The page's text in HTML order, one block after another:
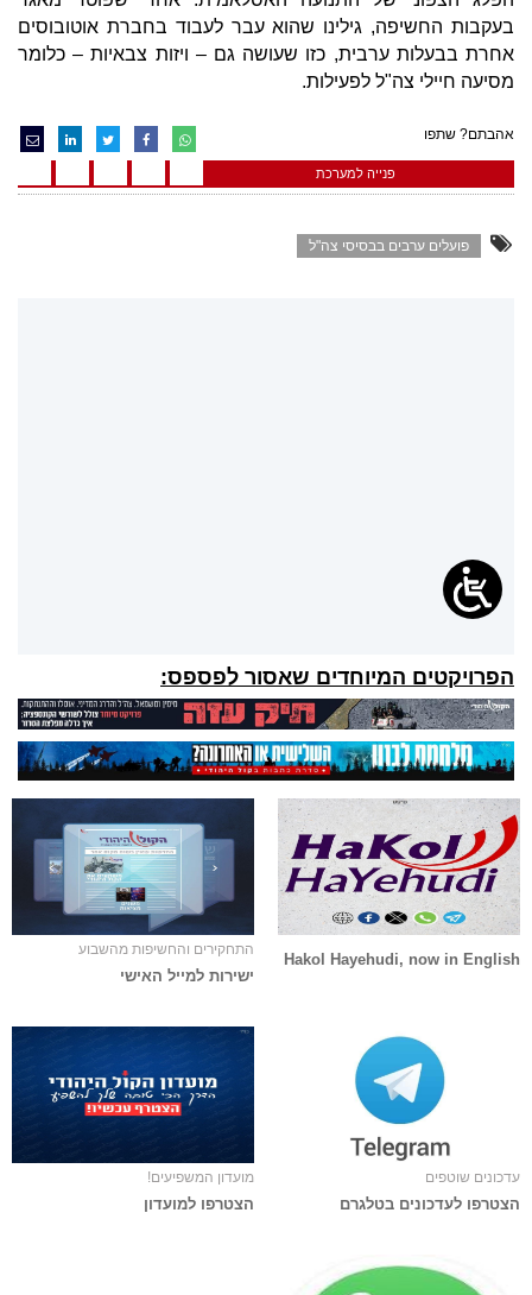
בעקבות החשיפה, גילינו שהוא עבר לעבוד בחברת אוטובוסים
אחרת בבעלות ערבית, כזו שעושה גם – ויזות צבאיות – כלומר
מסיעה חיילי צה"ל לפעילות.
אהבתם? שתפו
פנייה למערכת
פועלים ערבים בבסיסי צה"ל
הפרויקטים המיוחדים שאסור לפספס:
Hakol Hayehudi, now in English
התחקירים והחשיפות מהשבוע
ישירות למייל האישי
עדכונים שוטפים
הצטרפו לעדכונים בטלגרם
מועדון המשפיעים!
הצטרפו למועדון